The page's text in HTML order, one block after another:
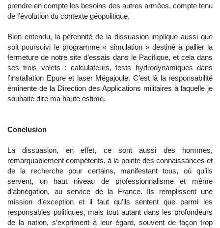
prendre en compte les besoins des autres armées, compte tenu
de l’évolution du contexte géopolitique.
Bien entendu, la pérennité de la dissuasion implique aussi que
soit poursuivi le programme « simulation » destiné à pallier la
fermeture de notre site d’essais dans le Pacifique, et cela dans
ses trois volets : calculateurs, tests hydrodynamiques dans
l’installation Epure et laser Mégajoule. C’est là la responsabilité
éminente de la Direction des Applications militaires à laquelle je
souhaite dire ma haute estime.
Conclusion
La dissuasion, en effet, ce sont aussi des hommes,
remarquablement compétents, à la pointe des connaissances et
de la recherche pour certains, manifestant tous, où qu’ils
servent, un haut niveau de professionnalisme et même
d’abnégation, au service de la France. Ils remplissent une
mission d’exception et il faut qu’ils sentent que parmi les
responsables politiques, mais tout autant dans les profondeurs
de la nation, s’expriment à leur égard, souvent de façon trop